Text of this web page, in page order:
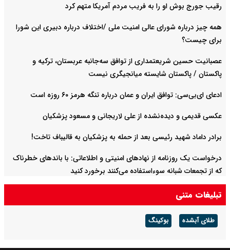
رقیب جورج بوش او را به فریب مردم آمریکا متهم کرد
همه چیز درباره شورای عالی امنیت ملی /اختلاف درباره دبیری این شورا
برای چیست؟
عصبانیت حسین شریعتمداری از توافق سه‌جانبه عربستان، ترکیه و
پاکستان / پاکستان شایسته میانجیگری نیست
ادعای ای‌بی‌سی: توافق ایران و عمان درباره تنگه هرمز ۶۰ روزه است
عکسی قدیمی و دیده‌نشده از علی لاریجانی و مسعود پزشکیان
برادر داماد شهید رئیسی بعد از حمله به پزشکیان به قالیباف تاخت!
درخواست یک روزنامه از نهادهای امنیتی و اطلاعاتی: با باند‌های خطرناک
که از تجمعات شبانه سوءاستفاده می‌کنند برخورد کنید
تبلیغات متنی
طلای آبشده بوکینگ